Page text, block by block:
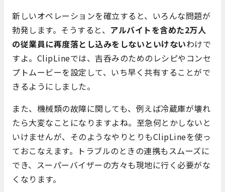
新しいオペレーションを確立すると、いろんな問題が
勃発します。そうすると、 アルバイトを含めた2万人
の従業員に再度落とし込みをしないといけないわけで
すよ。ClipLineでは、吉呑みのためのレシピやコンセ
プトムービーを設定して、いち早く共有することがで
きるようにしました。
また、機械類の故障に関しても、例えば冷蔵庫が壊れ
たら大変なことになりますよね。至急何とかしないと
いけませんが、そのようなやりとりもClipLineを使っ
ておこなえます。トラブルのときの連携もスムーズに
でき、スーパーバイザーの方々も現地に行く必要がな
くなります。